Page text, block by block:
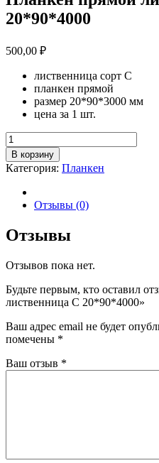
20*90*4000
500,00 ₽
лиственница сорт С
планкен прямой
размер 20*90*3000 мм
цена за 1 шт.
Количество
товара
Планкен
прямой
лиственница
20*90*4000
В корзину
Категория: Планкен
Отзывы (0)
Отзывы
Отзывов пока нет.
Будьте первым, кто оставил
лиственница С 20*90*4000»
Ваш адрес email не будет
помечены *
Ваш отзыв *